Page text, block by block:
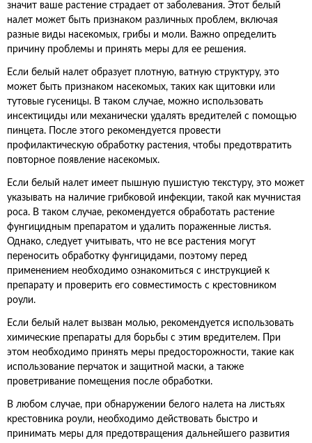
значит ваше растение страдает от заболевания. Этот белый
налет может быть признаком различных проблем, включая
разные виды насекомых, грибы и моли. Важно определить
причину проблемы и принять меры для ее решения.
Если белый налет образует плотную, ватную структуру, это
может быть признаком насекомых, таких как щитовки или
тутовые гусеницы. В таком случае, можно использовать
инсектициды или механически удалять вредителей с помощью
пинцета. После этого рекомендуется провести
профилактическую обработку растения, чтобы предотвратить
повторное появление насекомых.
Если белый налет имеет пышную пушистую текстуру, это может
указывать на наличие грибковой инфекции, такой как мучнистая
роса. В таком случае, рекомендуется обработать растение
фунгицидным препаратом и удалить пораженные листья.
Однако, следует учитывать, что не все растения могут
переносить обработку фунгицидами, поэтому перед
применением необходимо ознакомиться с инструкцией к
препарату и проверить его совместимость с крестовником
роули.
Если белый налет вызван молью, рекомендуется использовать
химические препараты для борьбы с этим вредителем. При
этом необходимо принять меры предосторожности, такие как
использование перчаток и защитной маски, а также
проветривание помещения после обработки.
В любом случае, при обнаружении белого налета на листьях
крестовника роули, необходимо действовать быстро и
принимать меры для предотвращения дальнейшего развития